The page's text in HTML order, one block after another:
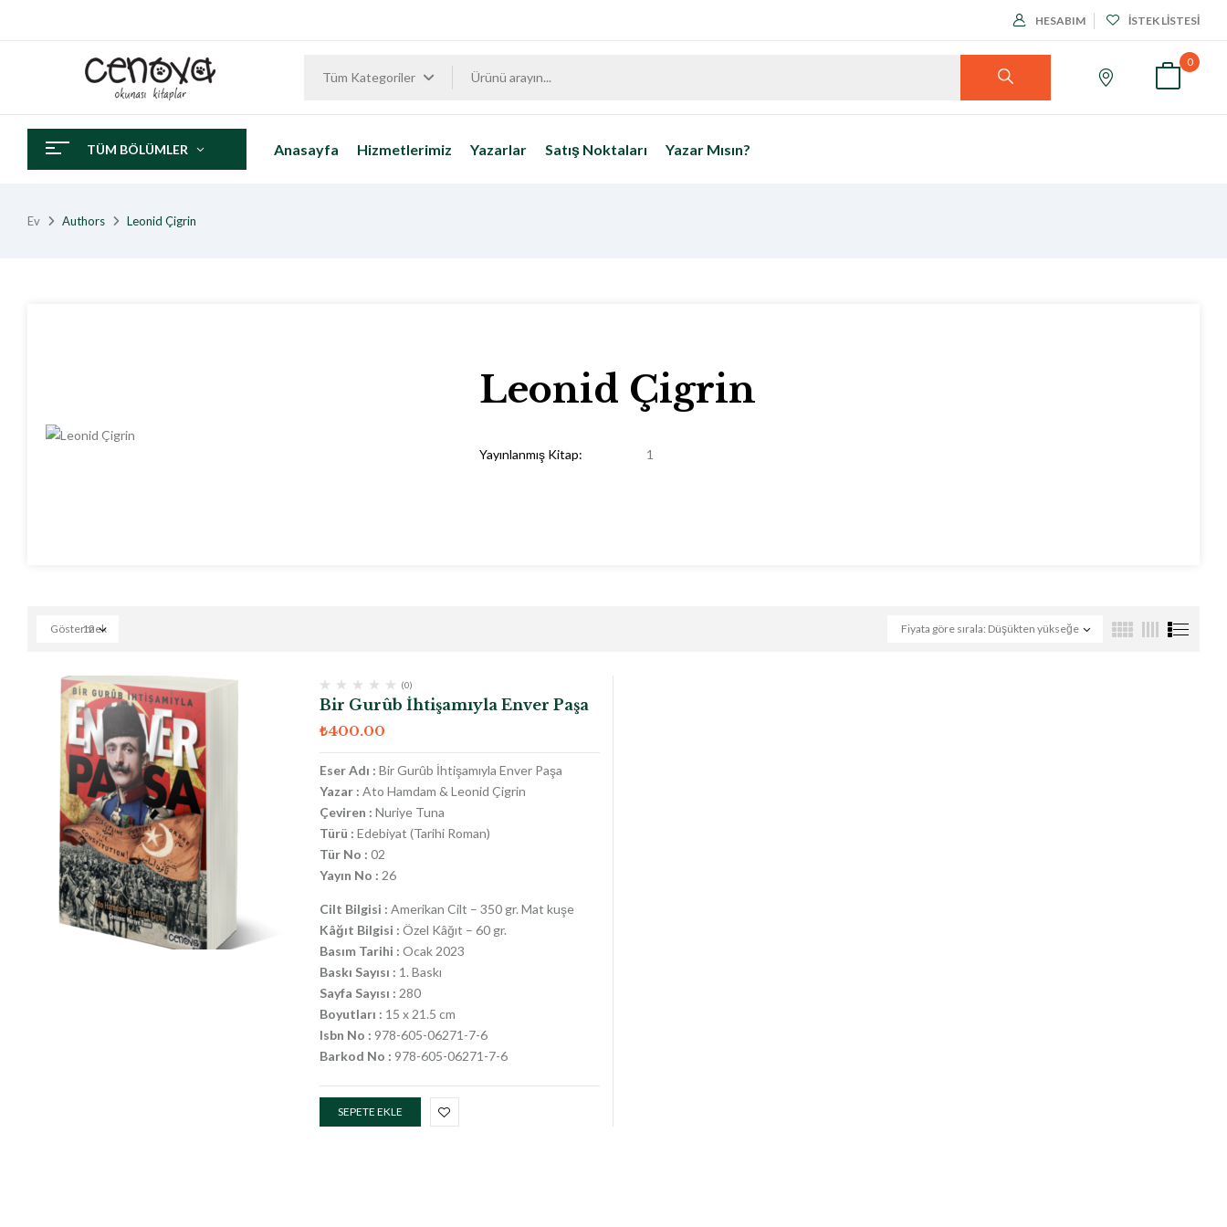
HESABIM İSTEK LISTESI
Tüm Kategoriler
0
TÜM BÖLÜMLER Anasayfa Hizmetlerimiz Yazarlar Satış Noktaları Yazar Mısın?
Ev Authors Leonid Çigrin
Leonid Çigrin
Yayınlanmış Kitap: 1
Fiyata göre sırala: Düşükten yükseğe
Göstermek
12
(0)
Bir Gurûb İhtişamıyla Enver Paşa
₺400.00
Eser Adı : Bir Gurûb İhtişamıyla Enver Paşa
Yazar : Ato Hamdam & Leonid Çigrin
Çeviren : Nuriye Tuna
Türü : Edebiyat (Tarihi Roman)
Tür No : 02
Yayın No : 26
Cilt Bilgisi : Amerikan Cilt – 350 gr. Mat kuşe
Kâğıt Bilgisi : Özel Kâğıt – 60 gr.
Basım Tarihi : Ocak 2023
Baskı Sayısı : 1. Baskı
Sayfa Sayısı : 280
Boyutları : 15 x 21.5 cm
Isbn No : 978-605-06271-7-6
Barkod No : 978-605-06271-7-6
SEPETE EKLE